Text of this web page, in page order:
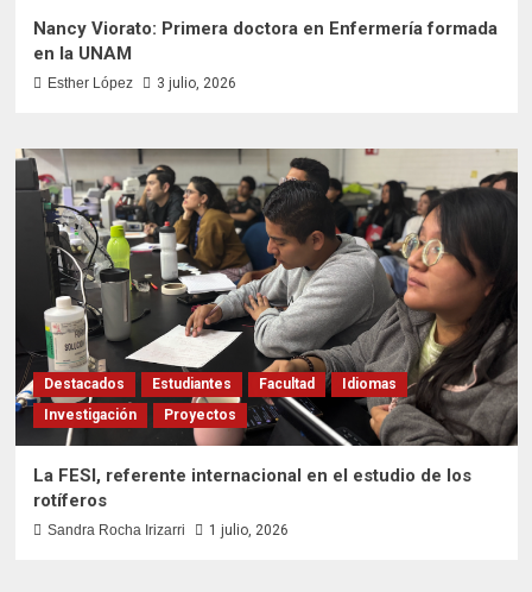
Nancy Viorato: Primera doctora en Enfermería formada
en la UNAM
Esther López 3 julio, 2026
Destacados Estudiantes Facultad
Idiomas
Investigación
Proyectos
La FESI, referente internacional en el estudio de los
rotíferos
Sandra Rocha Irizarri 1 julio, 2026